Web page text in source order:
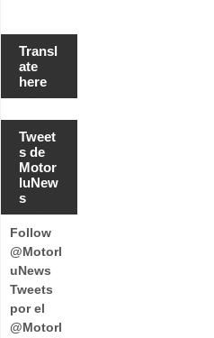
Transl
ate
here
Tweet
s de
Motor
luNew
s
Follow
@Motorl
uNews
Tweets
por el
@Motorl